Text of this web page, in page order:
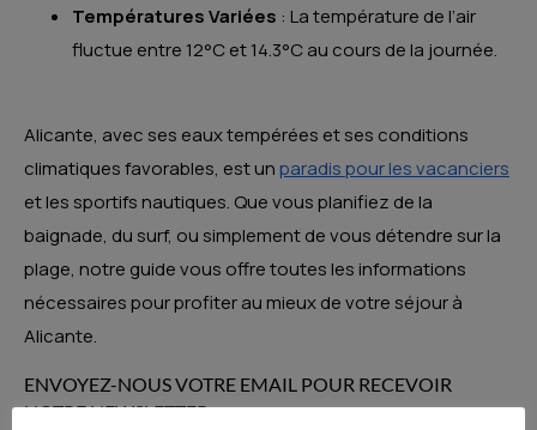
Températures Variées : La température de l’air
fluctue entre 12°C et 14.3°C au cours de la journée.
Alicante, avec ses eaux tempérées et ses conditions
climatiques favorables, est unparadis pour les vacanciers
et les sportifs nautiques. Que vous planifiez de la
baignade, du surf, ou simplement de vous détendre sur la
plage, notre guide vous offre toutes les informations
nécessaires pour profiter au mieux de votre séjour à
Alicante.
ENVOYEZ-NOUS VOTRE EMAIL POUR RECEVOIR
NOTRE NEWSLETTER.